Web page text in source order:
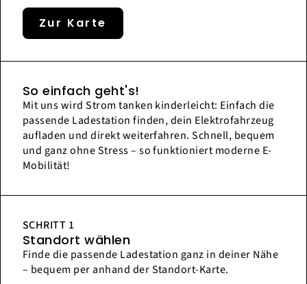
Zur Karte
So einfach geht's!
Mit uns wird Strom tanken kinderleicht: Einfach die
passende Ladestation finden, dein Elektrofahrzeug
aufladen und direkt weiterfahren. Schnell, bequem
und ganz ohne Stress – so funktioniert moderne E-
Mobilität!
SCHRITT 1
Standort wählen
Finde die passende Ladestation ganz in deiner Nähe
– bequem per anhand der Standort-Karte.